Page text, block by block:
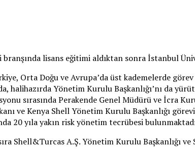
lisans eğitimi aldıktan sonra İstanbul
Orta Doğu ve Avrupa’da üst kademelerde
halihazırda Yönetim Kurulu Başkanlığı’nı da
sırasında Perakende Genel Müdürü ve İcra
ve Kenya Shell Yönetim Kurulu Başkanlığı
20 yıla yakın risk yönetim tecrübesi
Shell&Turcas A.Ş. Yönetim Kurulu